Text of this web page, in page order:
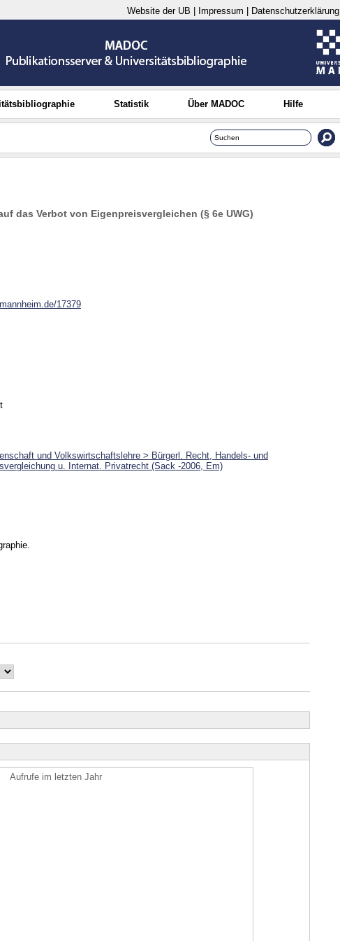
Website der UB Impressum Datenschutzerklärung
Statistik Über MADOC Hilfe
das Verbot von Eigenpreisvergleichen (§ 6e UWG)
17379
und Volkswirtschaftslehre > Bürgerl. Recht, Handels- und
u. Internat. Privatrecht (Sack -2006, Em)
Aufrufe im letzten Jahr